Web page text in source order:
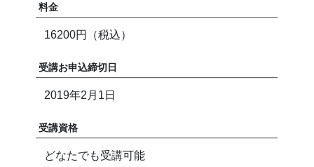
料金
16200円（税込）
受講お申込締切日
2019年2月1日
受講資格
どなたでも受講可能